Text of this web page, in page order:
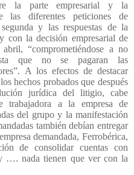
la parte empresarial y la
las diferentes peticiones de
y las respuestas de la
con la decisión empresarial de
“comprometiéndose a no
que no se pagaran las
A los efectos de destacar
hechos probados que después
jurídica del litigio, cabe
trabajadora a la empresa de
del grupo y la manifestación
también debían entregar
demandada, Ferrobérica,
de consolidar cuentas con
…. nada tienen que ver con la